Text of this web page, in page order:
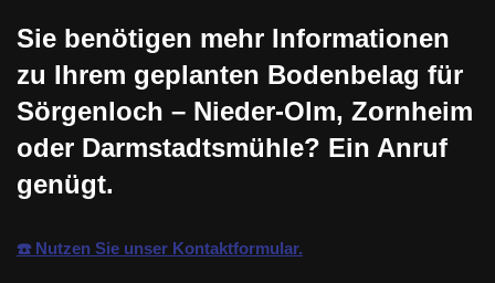
Sie benötigen mehr Informationen
zu Ihrem geplanten Bodenbelag für
Sörgenloch – Nieder-Olm, Zornheim
oder Darmstadtsmühle? Ein Anruf
genügt.
☎️ Nutzen Sie unser Kontaktformular.